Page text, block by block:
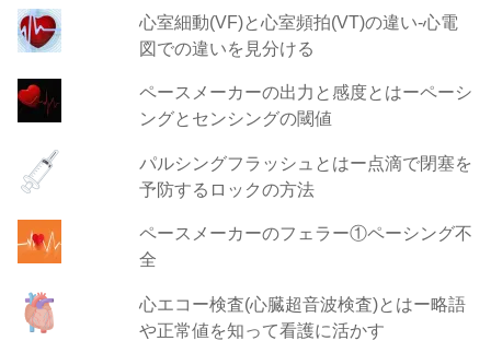
心室細動(VF)と心室頻拍(VT)の違い‐心電
図での違いを見分ける
ペースメーカーの出力と感度とはーペーシ
ングとセンシングの閾値
パルシングフラッシュとはー点滴で閉塞を
予防するロックの方法
ペースメーカーのフェラー①ペーシング不
全
心エコー検査(心臓超音波検査)とはー略語
や正常値を知って看護に活かす